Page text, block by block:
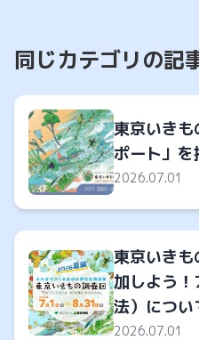
同じカテゴリの記
東京いき
ポート」を
2026.07.01
東京いき
加しよう
法）につい
2026.07.01